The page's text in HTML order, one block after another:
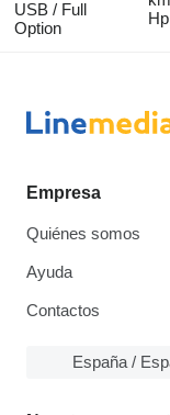
USB / Full
Option
Empresa
Quiénes somos
Ayuda
Contactos
España /